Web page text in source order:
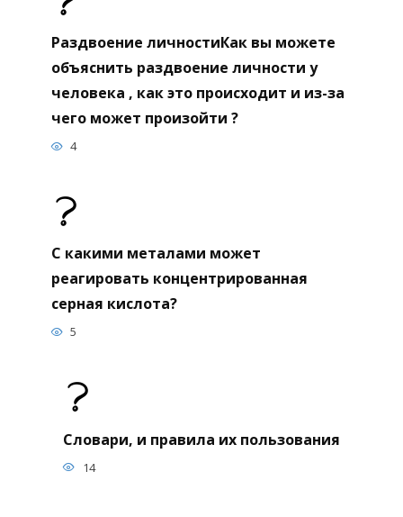
Раздвоение личностиКак вы можете
объяснить раздвоение личности у
человека , как это происходит и из-за
чего может произойти ?
4
С какими металами может
реагировать концентрированная
серная кислота?
5
Словари, и правила их пользования
14